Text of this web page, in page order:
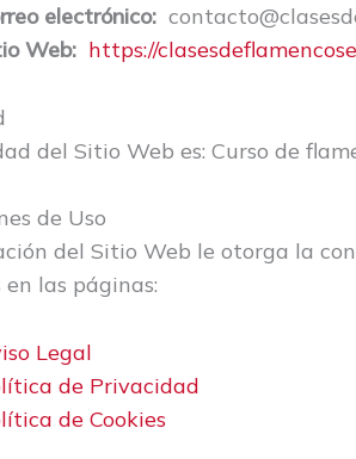
electrónico:
Web: https://
del Sitio Web es: Curso de
de Uso
del Sitio Web le otorga la
las páginas:
Legal
de Privacidad
de Cookies